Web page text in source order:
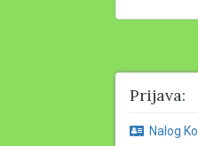
Prijava:
Nalog